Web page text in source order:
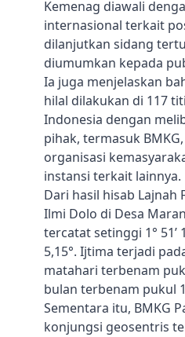
Kemenag diawali
internasional terkait
dilanjutkan sidang
diumumkan kepada
Ia juga menjelaskan
hilal dilakukan di 117
Indonesia dengan
pihak, termasuk
organisasi
instansi terkait lainnya.
Dari hasil hisab Lajnah
Ilmi Dolo di Desa
tercatat setinggi 1° 51’
5,15°. Ijtima terjadi
matahari terbenam
bulan terbenam pukul
Sementara itu, BMKG
konjungsi geosentris